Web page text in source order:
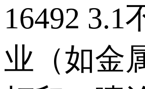
16492 3.1
业（如金